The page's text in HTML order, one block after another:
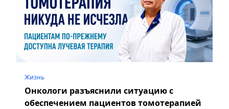
Жизнь
Онкологи разъяснили ситуацию с
обеспечением пациентов томотерапией